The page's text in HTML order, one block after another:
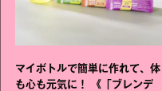
マイボトルで簡単に作れて、体
も心も元気に！ 《「ブレンデ